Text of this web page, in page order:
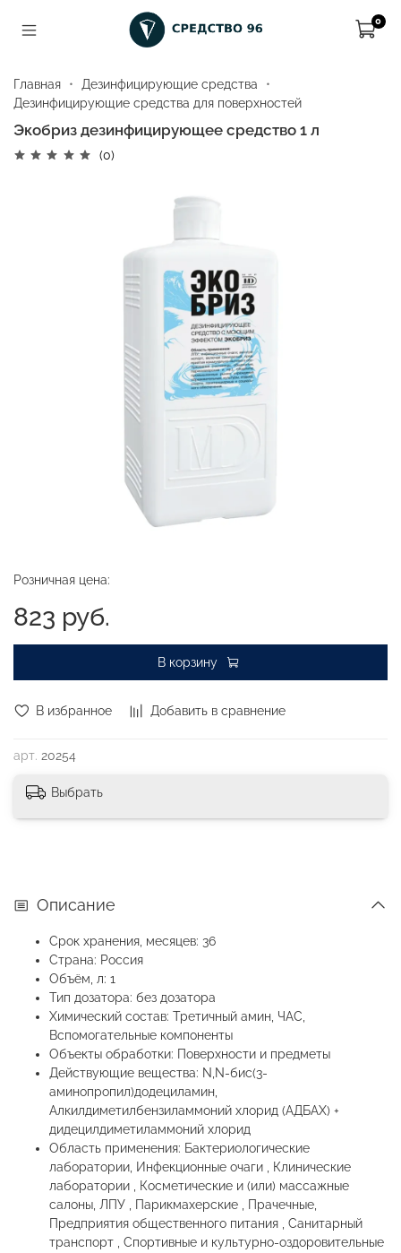
0
Главная
Дезинфицирующие средства
Дезинфицирующие средства для поверхностей
Экобриз дезинфицирующее средство 1 л
(0)
В избранное Добавить в сравнение
арт. 20254
Розничная цена:
823 руб.
В корзину
Выбрать
Описание
Срок хранения, месяцев: 36
Страна: Россия
Объём, л: 1
Тип дозатора: без дозатора
Химический состав: Третичный амин, ЧАС,
Вспомогательные компоненты
Объекты обработки: Поверхности и предметы
Действующие вещества: N,N-бис(3-
аминопропил)додециламин,
Алкилдиметилбензиламмоний хлорид (АДБАХ) +
дидецилдиметиламмоний хлорид
Область применения: Бактериологические
лаборатории, Инфекционные очаги , Клинические
лаборатории , Косметические и (или) массажные
салоны, ЛПУ , Парикмахерские , Прачечные,
Предприятия общественного питания , Санитарный
транспорт , Спортивные и культурно-оздоровительные